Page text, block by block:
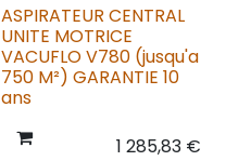
ASPIRATEUR CENTRAL
UNITE MOTRICE
VACUFLO V780 (jusqu'a
750 M²) GARANTIE 10
ans
1 285,83 €